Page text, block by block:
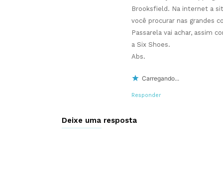
Brooksfield. Na internet a
você procurar nas grandes
Passarela vai achar, assim
a Six Shoes.
Abs.
Carregando...
Responder
Deixe uma resposta